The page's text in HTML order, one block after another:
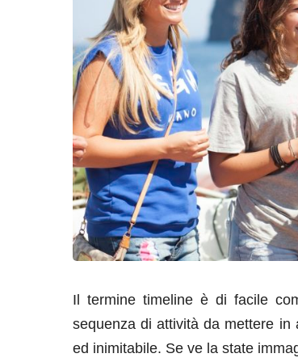
Il termine timeline è di facile
sequenza di attività da mettere in
ed inimitabile. Se ve la state